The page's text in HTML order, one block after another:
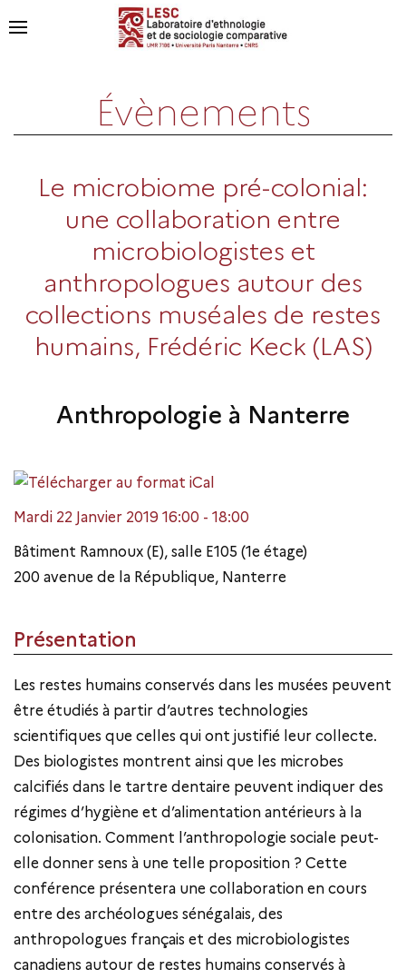
Évènements
Le microbiome pré-colonial:
une collaboration entre
microbiologistes et
anthropologues autour des
collections muséales de restes
humains, Frédéric Keck (LAS)
Anthropologie à Nanterre
Mardi 22 Janvier 2019 16:00 - 18:00
Bâtiment Ramnoux (E), salle E105 (1e étage)
200 avenue de la République, Nanterre
Présentation
Les restes humains conservés dans les musées peuvent
être étudiés à partir d’autres technologies
scientifiques que celles qui ont justifié leur collecte.
Des biologistes montrent ainsi que les microbes
calcifiés dans le tartre dentaire peuvent indiquer des
régimes d’hygiène et d’alimentation antérieurs à la
colonisation. Comment l’anthropologie sociale peut-
elle donner sens à une telle proposition ? Cette
conférence présentera une collaboration en cours
entre des archéologues sénégalais, des
anthropologues français et des microbiologistes
canadiens autour de restes humains conservés à